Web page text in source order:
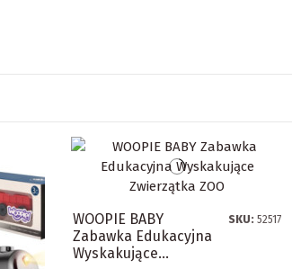
WOOPIE BABY
Zabawka Edukacyjna
Wyskakujące...
SKU:52517